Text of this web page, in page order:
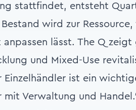
stattfindet, entsteht
wird zur
anpassen lässt. The Q
und Mixed-Use
Einzelhändler ist ein
Verwaltung und